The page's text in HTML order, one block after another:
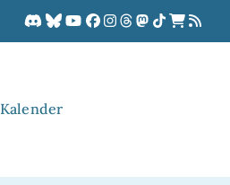
Kalender